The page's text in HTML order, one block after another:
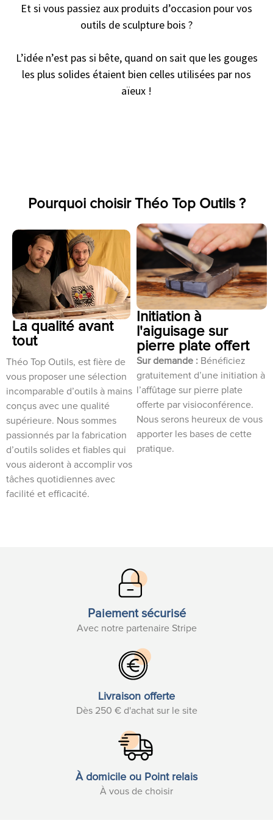
Et si vous passiez aux produits d’occasion pour vos
outils de sculpture bois ?
L’idée n’est pas si bête, quand on sait que les gouges
les plus solides étaient bien celles utilisées par nos
aïeux !
Pourquoi choisir Théo Top Outils ?
La qualité avant
tout
Théo Top Outils, est fière de
vous proposer une sélection
incomparable d’outils à mains
conçus avec une qualité
supérieure. Nous sommes
passionnés par la fabrication
d’outils solides et fiables qui
vous aideront à accomplir vos
tâches quotidiennes avec
facilité et efficacité.
Initiation à
l'aiguisage sur
pierre plate offert
Sur demande : Bénéficiez
gratuitement d’une initiation à
l’affûtage sur pierre plate
offerte par visioconférence.
Nous serons heureux de vous
apporter les bases de cette
pratique.
Paiement sécurisé
Avec notre partenaire Stripe
Livraison offerte
Dès 250 € d'achat sur le site
À domicile ou Point relais
À vous de choisir